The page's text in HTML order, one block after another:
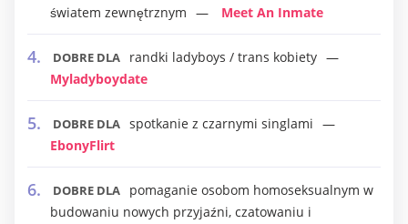
światem zewnętrznym
Meet An Inmate
DOBRE DLA
randki ladyboys / trans kobiety
Myladyboydate
DOBRE DLA spotkanie z czarnymi singlami
EbonyFlirt
DOBRE DLA
pomaganie osobom homoseksualnym w
budowaniu nowych przyjaźni, czatowaniu i